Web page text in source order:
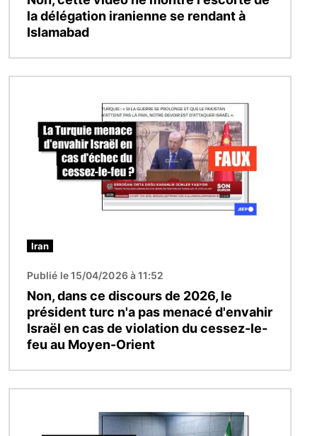
la délégation iranienne se rendant à
Islamabad
Iran
Publié le 15/04/2026 à 11:52
Non, dans ce discours de 2026, le
président turc n'a pas menacé d'envahir
Israël en cas de violation du cessez-le-
feu au Moyen-Orient